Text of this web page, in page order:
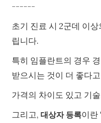
------
초기 진료 시 2군데 이
립니다.
특히 임플란트의 경우
받으시는 것이 더 좋다
가격의 차이도 있고 기
그리고, 대상자 등록이란